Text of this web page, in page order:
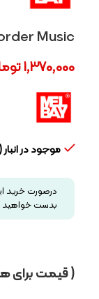
Music
1,370,000
موجود در
درصورت
بدست خواهید
( قیمت برای